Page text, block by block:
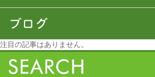
注目の記事はありません。